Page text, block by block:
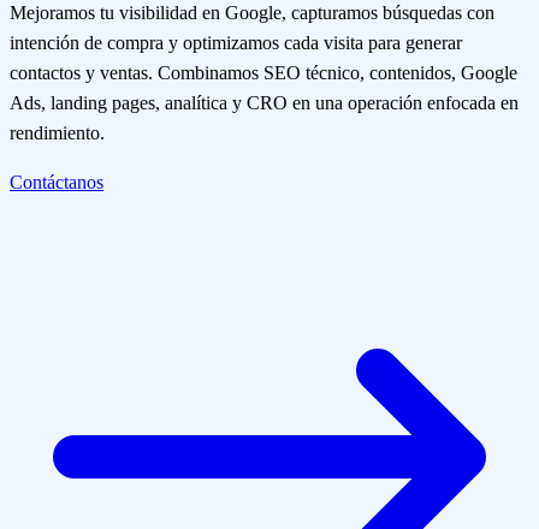
Mejoramos tu visibilidad en Google, capturamos búsquedas con
intención de compra y optimizamos cada visita para generar
contactos y ventas. Combinamos SEO técnico, contenidos, Google
Ads, landing pages, analítica y CRO en una operación enfocada en
rendimiento.
Contáctanos